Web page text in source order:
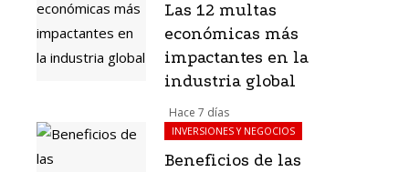
Las 12 multas
económicas más
impactantes en la
industria global
Hace 7 días
INVERSIONES Y NEGOCIOS
Beneficios de las